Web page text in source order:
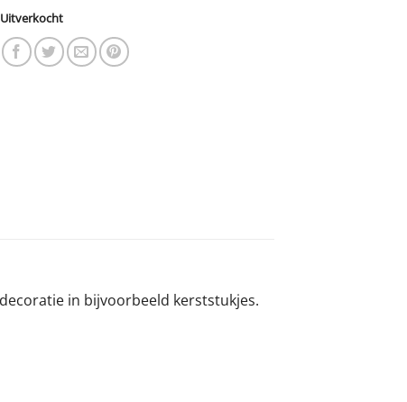
Uitverkocht
in bijvoorbeeld kerststukjes.